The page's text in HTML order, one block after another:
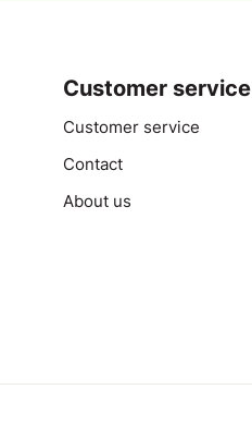
Customer service
Customer service
Contact
About us